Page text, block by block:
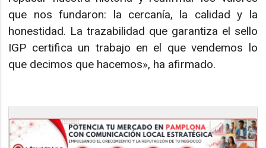
que nos fundaron: la cercanía, la calidad y la
honestidad. La trazabilidad que garantiza el sello
IGP certifica un trabajo en el que vendemos lo
que decimos que hacemos», ha afirmado.